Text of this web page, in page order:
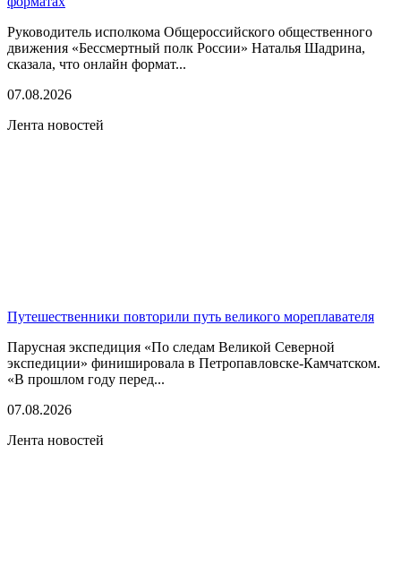
Руководитель исполкома Общероссийского общественного
движения «Бессмертный полк России» Наталья Шадрина,
сказала, что онлайн формат...
07.08.2026
Лента новостей
Путешественники повторили путь великого мореплавателя
Парусная экспедиция «По следам Великой Северной
экспедиции» финишировала в Петропавловске-Камчатском.
«В прошлом году перед...
07.08.2026
Лента новостей